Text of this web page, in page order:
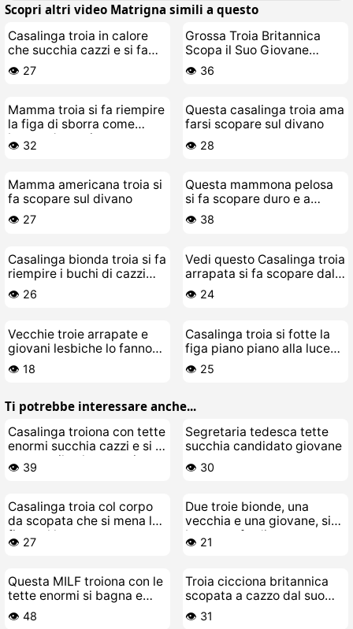
Scopri altri video Matrigna simili a questo
Casalinga troia in calore
che succhia cazzi e si fa
scopare in POV ravvicinato
👁️ 27
Grossa Troia Britannica
Scopa il Suo Giovane
Stallone
👁️ 36
Mamma troia si fa riempire
la figa di sborra come
brama da morire
👁️ 32
Questa casalinga troia ama
farsi scopare sul divano
👁️ 28
Mamma americana troia si
fa scopare sul divano
👁️ 27
Questa mammona pelosa
si fa scopare duro e a
lungo
👁️ 38
Casalinga bionda troia si fa
riempire i buchi di cazzi
finti
👁️ 26
Vedi questo Casalinga troia
arrapata si fa scopare dal
suo stallone giovane
👁️ 24
Vecchie troie arrapate e
giovani lesbiche lo fanno
alla grande
👁️ 18
Casalinga troia si fotte la
figa piano piano alla luce
delle candele
👁️ 25
Ti potrebbe interessare anche...
Casalinga troiona con tette
enormi succhia cazzi e si fa
scopare il culo a pezzi
👁️ 39
Segretaria tedesca tette
succhia candidato giovane
👁️ 30
Casalinga troia col corpo
da scopata che si mena la
figa sul letto
👁️ 27
Due troie bionde, una
vecchia e una giovane, si
bagnano fradice
👁️ 21
Questa MILF troiona con le
tette enormi si bagna e
impazzisce di cazzo
👁️ 48
Troia cicciona britannica
scopata a cazzo dal suo
amante
👁️ 31